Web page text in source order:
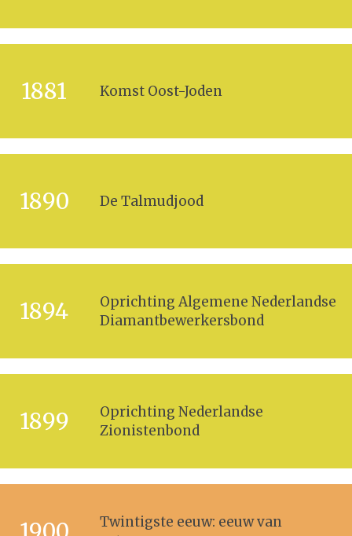
1881 Komst Oost-Joden
1890 De Talmudjood
1894
Oprichting Algemene Nederlandse
Diamantbewerkersbond
1899
Oprichting Nederlandse
Zionistenbond
Twintigste eeuw: eeuw van